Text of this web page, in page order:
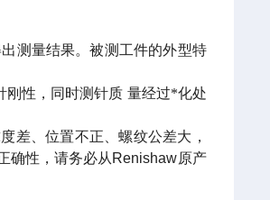
测量结果。被测工件的外型特
刚性，同时测针质 量经过*化处
差、位置不正、螺纹公差大，
确性，请务必从 Renishaw原产